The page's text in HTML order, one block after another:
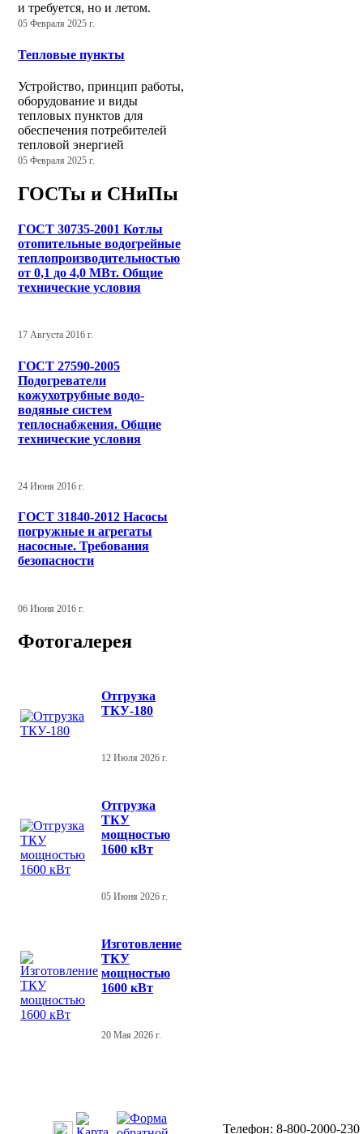
и требуется, но и летом.
05 Февраля 2025 г.
Тепловые пункты
Устройство, принцип работы,
оборудование и виды
тепловых пунктов для
обеспечения потребителей
тепловой энергией
05 Февраля 2025 г.
ГОСТы и СНиПы
ГОСТ 30735-2001 Котлы
отопительные водогрейные
теплопроизводительностью
от 0,1 до 4,0 МВт. Общие
технические условия
17 Августа 2016 г.
ГОСТ 27590-2005
Подогреватели
кожухотрубные водо-
водяные систем
теплоснабжения. Общие
технические условия
24 Июня 2016 г.
ГОСТ 31840-2012 Насосы
погружные и агрегаты
насосные. Требования
безопасности
06 Июня 2016 г.
Фотогалерея
Отгрузка
ТКУ-180
12 Июля 2026 г.
Отгрузка
ТКУ
мощностью
1600 кВт
05 Июня 2026 г.
Изготовление
ТКУ
мощностью
1600 кВт
20 Мая 2026 г.
Телефон: 8-800-2000-230